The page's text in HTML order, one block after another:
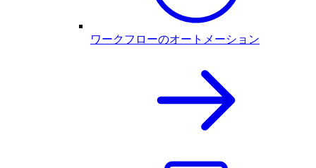
ワークフローのオートメーション